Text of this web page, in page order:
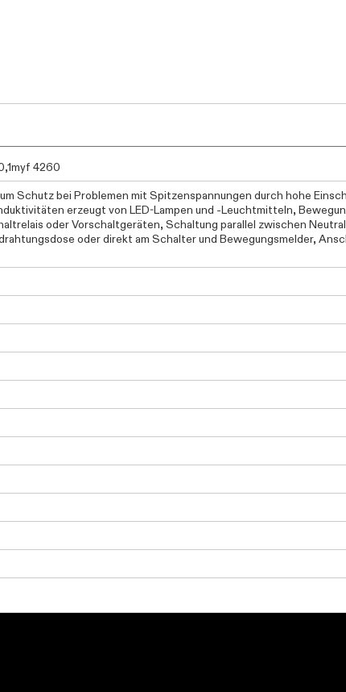
4260
Schutz bei Problemen mit Spitzenspannungen durch hohe
erzeugt von LED-Lampen und -Leuchtmitteln,
oder Vorschaltgeräten, Schaltung parallel zwischen
oder direkt am Schalter und Bewegungsmelder,